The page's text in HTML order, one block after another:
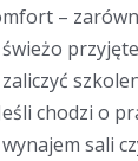
–
chodzi o
sali